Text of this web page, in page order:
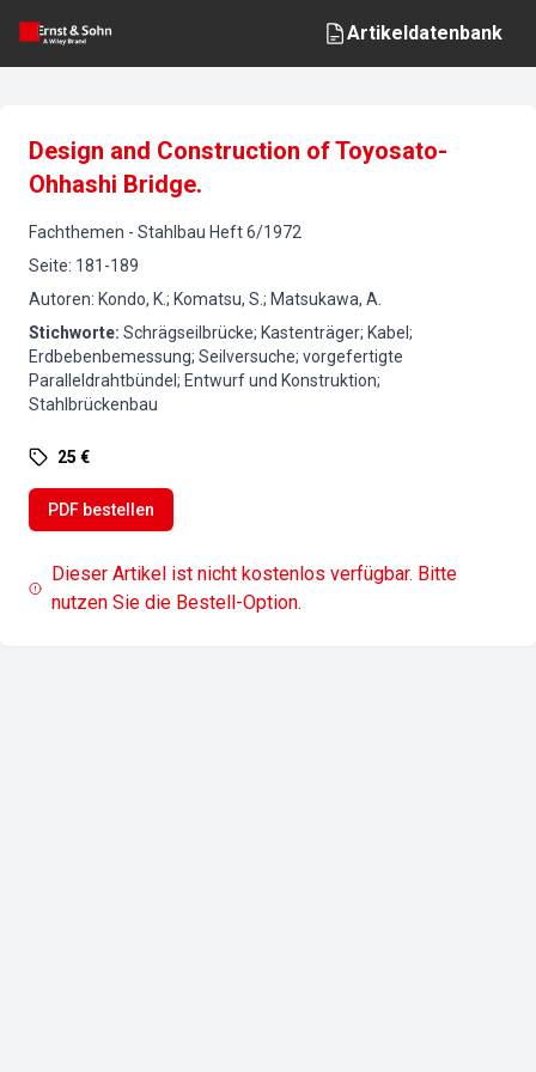
Artikeldatenbank
Design and Construction of Toyosato-
Ohhashi Bridge.
Fachthemen - Stahlbau Heft6/1972
Seite: 181-189
Autoren: Kondo, K.; Komatsu, S.; Matsukawa, A.
Stichworte: Schrägseilbrücke; Kastenträger; Kabel;
Erdbebenbemessung; Seilversuche; vorgefertigte
Paralleldrahtbündel; Entwurf und Konstruktion;
Stahlbrückenbau
25 €
PDF bestellen
Dieser Artikel ist nicht kostenlos verfügbar. Bitte
nutzen Sie die Bestell-Option.